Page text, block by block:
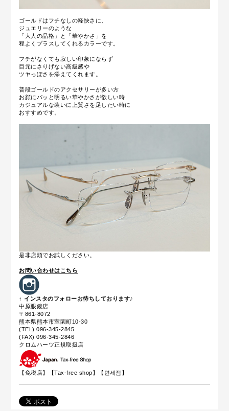
ゴールドはフチなしの軽快さに、
ジュエリーのような
「大人の品格」と「華やかさ」を
程よくプラスしてくれるカラーです。
フチがなくても寂しい印象にならず
目元にさりげない高級感や
ツヤっぽさを添えてくれます。
普段ゴールドのアクセサリーが多い方
お顔にパッと明るい華やかさが欲しい時
カジュアルな装いに上質さを足したい時に
おすすめです。
是非店頭でお試しください。
お問い合わせはこちら
↑ インスタのフォローお待ちしております♪
中原眼鏡店
〒861-8072
熊本県熊本市室園町10-30
(TEL) 096-345-2845
(FAX) 096-345-2846
クロムハーツ正規取扱店
【免税店】【Tax-free shop】【면세점】